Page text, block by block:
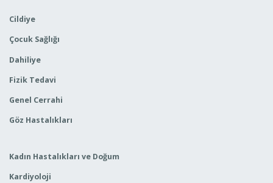
Cildiye
Çocuk Sağlığı
Dahiliye
Fizik Tedavi
Genel Cerrahi
Göz Hastalıkları
Kadın Hastalıkları ve Doğum
Kardiyoloji